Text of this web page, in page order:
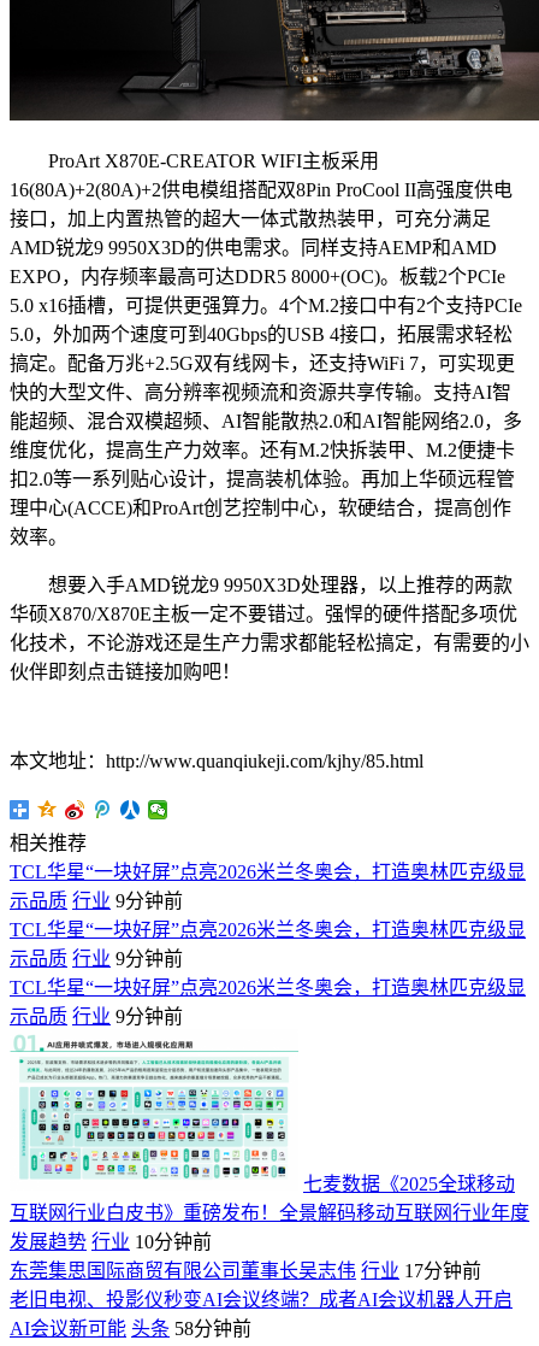
ProArt X870E-CREATOR WIFI主板采用
16(80A)+2(80A)+2供电模组搭配双8Pin ProCool II高强度供电
接口，加上内置热管的超大一体式散热装甲，可充分满足
AMD锐龙9 9950X3D的供电需求。同样支持AEMP和AMD
EXPO，内存频率最高可达DDR5 8000+(OC)。板载2个PCIe
5.0 x16插槽，可提供更强算力。4个M.2接口中有2个支持PCIe
5.0，外加两个速度可到40Gbps的USB 4接口，拓展需求轻松
搞定。配备万兆+2.5G双有线网卡，还支持WiFi 7，可实现更
快的大型文件、高分辨率视频流和资源共享传输。支持AI智
能超频、混合双模超频、AI智能散热2.0和AI智能网络2.0，多
维度优化，提高生产力效率。还有M.2快拆装甲、M.2便捷卡
扣2.0等一系列贴心设计，提高装机体验。再加上华硕远程管
理中心(ACCE)和ProArt创艺控制中心，软硬结合，提高创作
效率。
想要入手AMD锐龙9 9950X3D处理器，以上推荐的两款
华硕X870/X870E主板一定不要错过。强悍的硬件搭配多项优
化技术，不论游戏还是生产力需求都能轻松搞定，有需要的小
伙伴即刻点击链接加购吧！
本文地址：http://www.quanqiukeji.com/kjhy/85.html
相关推荐
TCL华星“一块好屏”点亮2026米兰冬奥会，打造奥林匹克级显
示品质 行业 9分钟前
TCL华星“一块好屏”点亮2026米兰冬奥会，打造奥林匹克级显
示品质 行业 9分钟前
TCL华星“一块好屏”点亮2026米兰冬奥会，打造奥林匹克级显
示品质 行业 9分钟前
七麦数据《2025全球移动
互联网行业白皮书》重磅发布！全景解码移动互联网行业年度
发展趋势 行业 10分钟前
东莞集思国际商贸有限公司董事长吴志伟 行业 17分钟前
老旧电视、投影仪秒变AI会议终端？成者AI会议机器人开启
AI会议新可能 头条 58分钟前